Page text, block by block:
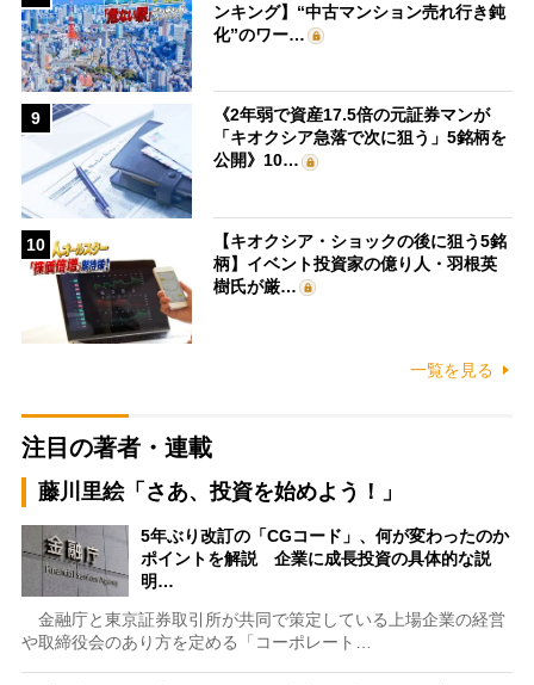
ンキング】“中古マンション売れ行き鈍
化”のワー…
9
《2年弱で資産17.5倍の元証券マンが
「キオクシア急落で次に狙う」5銘柄を
公開》10…
10
【キオクシア・ショックの後に狙う5銘
柄】イベント投資家の億り人・羽根英
樹氏が厳…
一覧を見る
注目の著者・連載
藤川里絵「さあ、投資を始めよう！」
5年ぶり改訂の「CGコード」、何が変わったのか
ポイントを解説 企業に成長投資の具体的な説
明…
金融庁と東京証券取引所が共同で策定している上場企業の経営
や取締役会のあり方を定める「コーポレート…